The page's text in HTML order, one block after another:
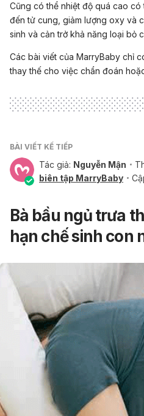
Cũng có thể nhiệt độ quá cao có
đến tử cung, giảm lượng oxy và
sinh và cản trở khả năng loại bỏ
Các bài viết của MarryBaby chỉ
thay thế cho việc chẩn đoán
BÀI VIẾT KẾ TIẾP
Tác giả: Nguyễn Mận
biên tập MarryBaby
Bà bầu ngủ trưa
hạn chế sinh con